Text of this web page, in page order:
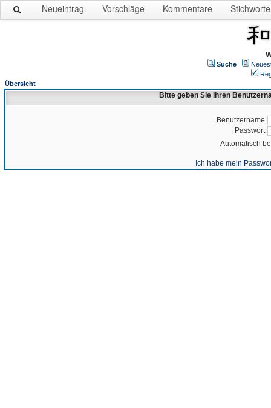
Neueintrag Vorschläge Kommentare Stichworte
Suche
Übersicht
Bitte geben Sie Ihren
Benutzername:
Passwort:
Automatisch
Ich habe mein